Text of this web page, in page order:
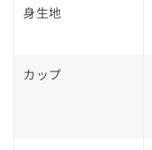
身生地
カップ